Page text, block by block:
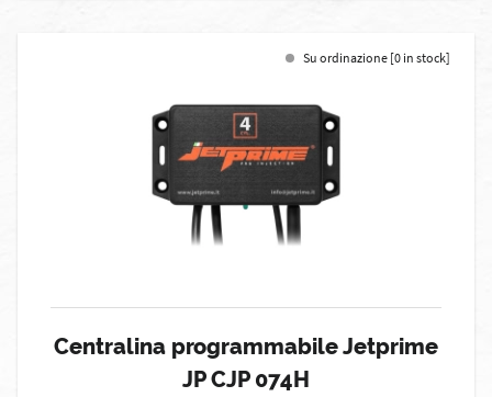
Su ordinazione [0 in stock]
Centralina programmabile Jetprime
JP CJP 074H